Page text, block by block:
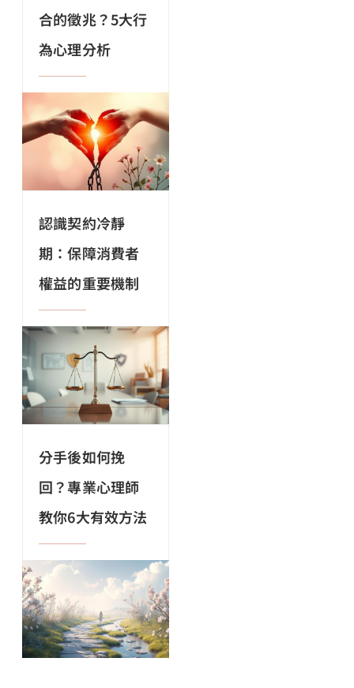
合的徵兆？5大行
為心理分析
認識契約冷靜
期：保障消費者
權益的重要機制
分手後如何挽
回？專業心理師
教你6大有效方法